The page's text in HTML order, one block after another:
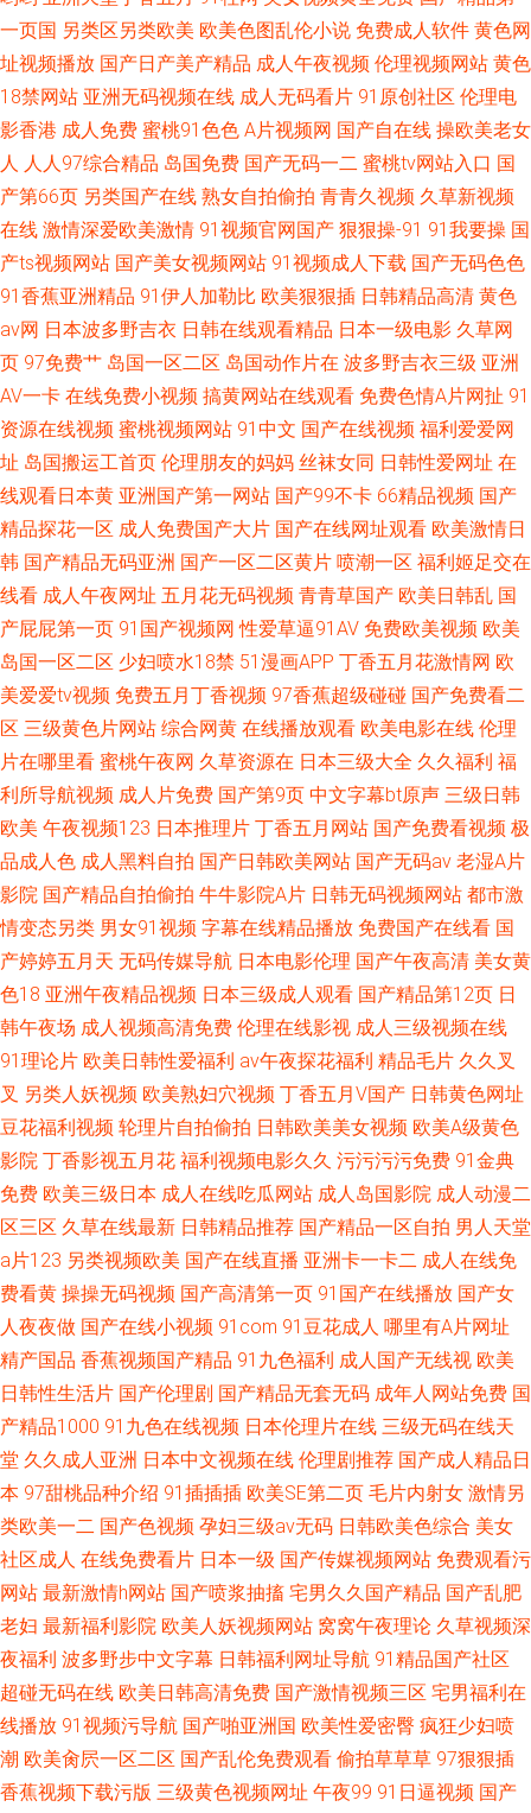
一页国 另类区另类欧美 欧美色图乱伦小说 免费成人软件 黄色网
址视频播放 国产日产美产精品 成人午夜视频 伦理视频网站 黄色
18禁网站 亚洲无码视频在线 成人无码看片 91原创社区 伦理电
影香港 成人免费 蜜桃91色色 A片视频网 国产自在线 操欧美老女
人 人人97综合精品 岛国免费 国产无码一二 蜜桃tv网站入口 国
产第66页 另类国产在线 熟女自拍偷拍 青青久视频 久草新视频
在线 激情深爱欧美激情 91视频官网国产 狠狠操-91 91我要操 国
产ts视频网站 国产美女视频网站 91视频成人下载 国产无码色色
91香蕉亚洲精品 91伊人加勒比 欧美狠狠插 日韩精品高清 黄色
av网 日本波多野吉衣 日韩在线观看精品 日本一级电影 久草网
页 97免费艹 岛国一区二区 岛国动作片在 波多野吉衣三级 亚洲
AV一卡 在线免费小视频 搞黄网站在线观看 免费色情A片网扯 91
资源在线视频 蜜桃视频网站 91中文 国产在线视频 福利爱爱网
址 岛国搬运工首页 伦理朋友的妈妈 丝袜女同 日韩性爱网址 在
线观看日本黄 亚洲国产第一网站 国产99不卡 66精品视频 国产
精品探花一区 成人免费国产大片 国产在线网址观看 欧美激情日
韩 国产精品无码亚洲 国产一区二区黄片 喷潮一区 福利姬足交在
线看 成人午夜网址 五月花无码视频 青青草国产 欧美日韩乱 国
产屁屁第一页 91国产视频网 性爱草逼91AV 免费欧美视频 欧美
岛国一区二区 少妇喷水18禁 51漫画APP 丁香五月花激情网 欧
美爱爱tv视频 免费五月丁香视频 97香蕉超级碰碰 国产免费看二
区 三级黄色片网站 综合网黄 在线播放观看 欧美电影在线 伦理
片在哪里看 蜜桃午夜网 久草资源在 日本三级大全 久久福利 福
利所导航视频 成人片免费 国产第9页 中文字幕bt原声 三级日韩
欧美 午夜视频123 日本推理片 丁香五月网站 国产免费看视频 极
品成人色 成人黑料自拍 国产日韩欧美网站 国产无码av 老湿A片
影院 国产精品自拍偷拍 牛牛影院A片 日韩无码视频网站 都市激
情变态另类 男女91视频 字幕在线精品播放 免费国产在线看 国
产婷婷五月天 无码传媒导航 日本电影伦理 国产午夜高清 美女黄
色18 亚洲午夜精品视频 日本三级成人观看 国产精品第12页 日
韩午夜场 成人视频高清免费 伦理在线影视 成人三级视频在线
91理论片 欧美日韩性爱福利 av午夜探花福利 精品毛片 久久叉
叉 另类人妖视频 欧美熟妇穴视频 丁香五月V国产 日韩黄色网址
豆花福利视频 轮理片自拍偷拍 日韩欧美美女视频 欧美A级黄色
影院 丁香影视五月花 福利视频电影久久 污污污污免费 91金典
免费 欧美三级日本 成人在线吃瓜网站 成人岛国影院 成人动漫二
区三区 久草在线最新 日韩精品推荐 国产精品一区自拍 男人天堂
a片123 另类视频欧美 国产在线直播 亚洲卡一卡二 成人在线免
费看黄 操操无码视频 国产高清第一页 91国产在线播放 国产女
人夜夜做 国产在线小视频 91com 91豆花成人 哪里有A片网址
精产国品 香蕉视频国产精品 91九色福利 成人国产无线视 欧美
日韩性生活片 国产伦理剧 国产精品无套无码 成年人网站免费 国
产精品1000 91九色在线视频 日本伦理片在线 三级无码在线天
堂 久久成人亚洲 日本中文视频在线 伦理剧推荐 国产成人精品日
本 97甜桃品种介绍 91插插插 欧美SE第二页 毛片内射女 激情另
类欧美一二 国产色视频 孕妇三级av无码 日韩欧美色综合 美女
社区成人 在线免费看片 日本一级 国产传媒视频网站 免费观看污
网站 最新激情h网站 国产喷浆抽搐 宅男久久国产精品 国产乱肥
老妇 最新福利影院 欧美人妖视频网站 窝窝午夜理论 久草视频深
夜福利 波多野步中文字幕 日韩福利网址导航 91精品国产社区
超碰无码在线 欧美日韩高清免费 国产激情视频三区 宅男福利在
线播放 91视频污导航 国产啪亚洲国 欧美性爱密臀 疯狂少妇喷
潮 欧美肏屄一区二区 国产乱伦免费观看 偷拍草草草 97狠狠插
香蕉视频下载污版 三级黄色视频网址 午夜99 91日逼视频 国产